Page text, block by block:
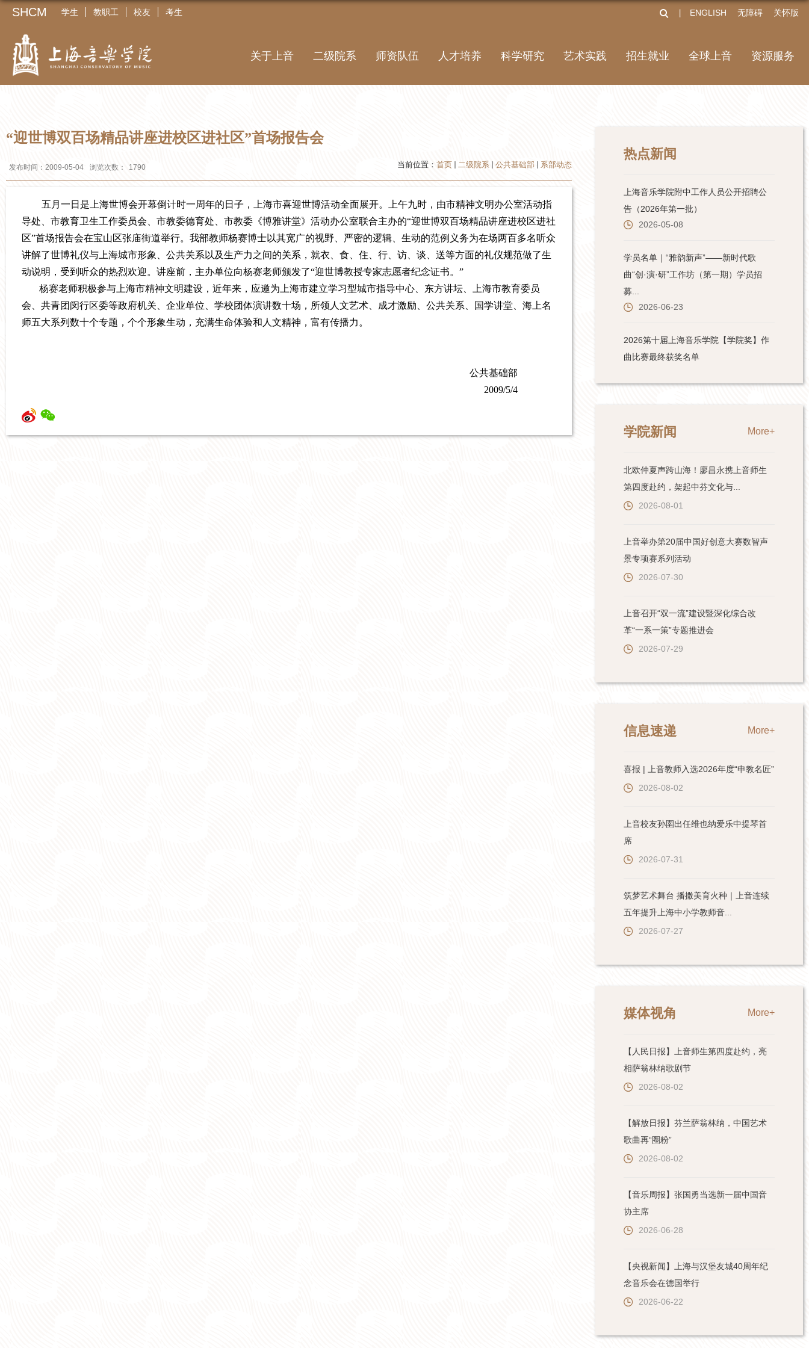
SHCM 学生 教职工 校友 考生 ENGLISH 无障碍 关怀版
关于上音 二级院系 师资队伍 人才培养 科学研究 艺术实践 招生就业 全球上音 资源服务
“迎世博双百场精品讲座进校区进社区”首场报告会
发布时间：2009-05-04 浏览次数： 1790 当前位置： 首页 二级院系 公共基础部 系部动态
五月一日 是上海世博会开幕倒计时一周年的日子，上海市喜迎世博活动全面展开。上午九时，由市精神文明办公室活动指
导处、市教育卫生工作委员会、市教委德育处、市教委《博雅讲堂》活动办公室联合主办的“迎世博双百场精品讲座进校区进社
区”首场报告会在宝山区张庙街道举行。我部教师杨赛博士以其宽广的视野、严密的逻辑、生动的范例义务为在场两百多名听众
讲解了世博礼仪与上海城市形象、公共关系以及生产力之间的关系，就衣、食、住、行、访、谈、送等方面的礼仪规范做了生
动说明，受到听众的热烈欢迎。讲座前，主办单位向杨赛老师颁发了“迎世博教授专家志愿者纪念证书。”
杨赛老师积极参与上海市精神文明建设，近年来，应邀为上海市建立学习型城市指导中心、东方讲坛、上海市教育委员
会、共青团闵行区委等政府机关、企业单位、学校团体演讲数十场，所领人文艺术、成才激励、公共关系、国学讲堂、海上名
师五大系列数十个专题，个个形象生动，充满生命体验和人文精神，富有传播力。
公共基础部
2009/5/4
热点新闻
学院新闻 More+
北欧仲夏声跨山海！廖昌永携上音师生
第四度赴约，架起中芬文化与...
2026-08-01
上音举办第20届中国好创意大赛数智声
景专项赛系列活动
2026-07-30
上音召开“双一流”建设暨深化综合改
革“一系一策”专题推进会
2026-07-29
信息速递 More+
喜报 | 上音教师入选2026年度“申教名匠”
2026-08-02
上音校友孙圉出任维也纳爱乐中提琴首
席
2026-07-31
筑梦艺术舞台 播撒美育火种｜上音连续
五年提升上海中小学教师音...
2026-07-27
媒体视角 More+
【人民日报】上音师生第四度赴约，亮
相萨翁林纳歌剧节
2026-08-02
【解放日报】芬兰萨翁林纳，中国艺术
歌曲再“圈粉”
2026-08-02
【音乐周报】张国勇当选新一届中国音
协主席
2026-06-28
【央视新闻】上海与汉堡友城40周年纪
念音乐会在德国举行
2026-06-22